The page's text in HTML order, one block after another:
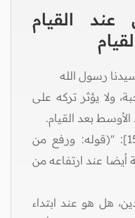
القيام
رسول الله
ولا يؤثر تركه على
بعد القيام.
جاء في [إعانة الطالبين 1/ 158]: "(قوله: ورفع من
عند ارتفاعه من
هل هو عند ابتداء